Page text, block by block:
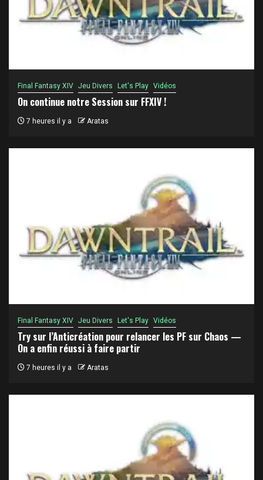
Final Fantasy XIV Jeu Divers Let's Play Vidéos
On continue notre Session sur FFXIV !
7 heures il y a Aratas
Final Fantasy XIV Jeu Divers Let's Play Vidéos
Try sur l’Anticréation pour relancer les PF sur Chaos —
On a enfin réussi à faire partir
7 heures il y a Aratas